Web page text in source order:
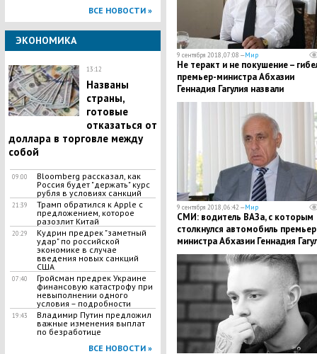
ВСЕ НОВОСТИ »
ЭКОНОМИКА
13:12
Названы
страны,
готовые
отказаться от
доллара в торговле между
собой
09:00
Bloomberg рассказал, как
Россия будет "держать" курс
рубля в условиях санкций
21:39
Трамп обратился к Apple с
предложением, которое
разозлит Китай
20:29
Кудрин предрек "заметный
удар" по российской
экономике в случае
введения новых санкций
США
07:40
Гройсман предрек Украине
финансовую катастрофу при
невыполнении одного
условия – подробности
19:43
Владимир Путин предложил
важные изменения выплат
по безработице
ВСЕ НОВОСТИ »
9 сентября 2018, 07:08 —Мир
Не теракт и не покушение –
премьер-министра Абхазии
Геннадия Гагулия назвали
несчастным случаем
9 сентября 2018, 06:42 —Мир
СМИ: водитель ВАЗа, с которым
столкнулся автомобиль
министра Абхазии Геннадия
был под действием наркотиков